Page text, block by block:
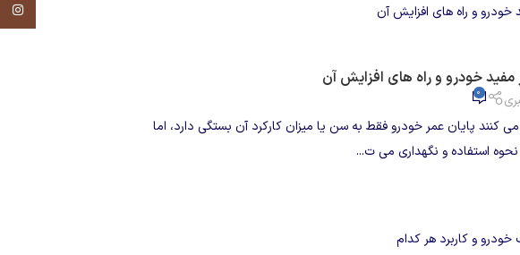
خودرو و راه های افزایش آن
0
می کنند پایان عمر خودرو فقط به سن یا میزان کارکرد آن بستگی دارد، اما
استفاده و نگهداری می ت...